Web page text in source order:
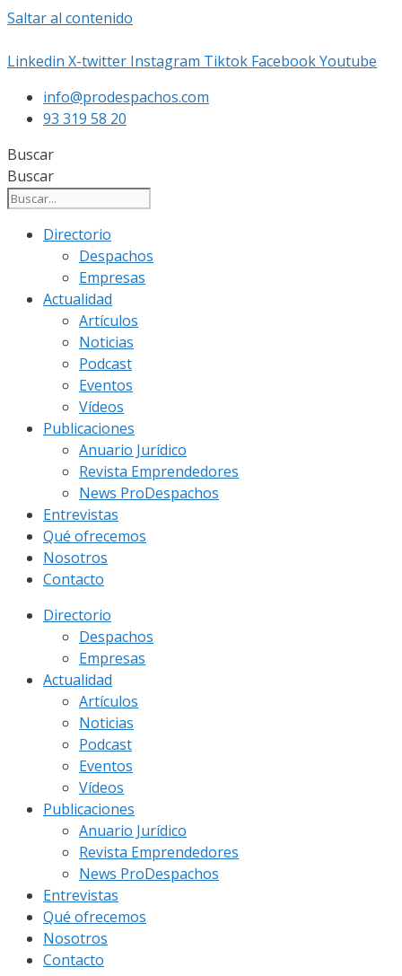
Saltar al contenido
Linkedin X-twitter Instagram Tiktok FacebookYoutube
info@prodespachos.com
93 319 58 20
Buscar
Buscar
Directorio
Despachos
Empresas
Actualidad
Artículos
Noticias
Podcast
Eventos
Vídeos
Publicaciones
Anuario Jurídico
Revista Emprendedores
News ProDespachos
Entrevistas
Qué ofrecemos
Nosotros
Contacto
Directorio
Despachos
Empresas
Actualidad
Artículos
Noticias
Podcast
Eventos
Vídeos
Publicaciones
Anuario Jurídico
Revista Emprendedores
News ProDespachos
Entrevistas
Qué ofrecemos
Nosotros
Contacto